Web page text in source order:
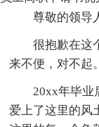
尊敬的领导
很抱歉在这
来不便，对不起
20xx年毕业
爱上了这里的风